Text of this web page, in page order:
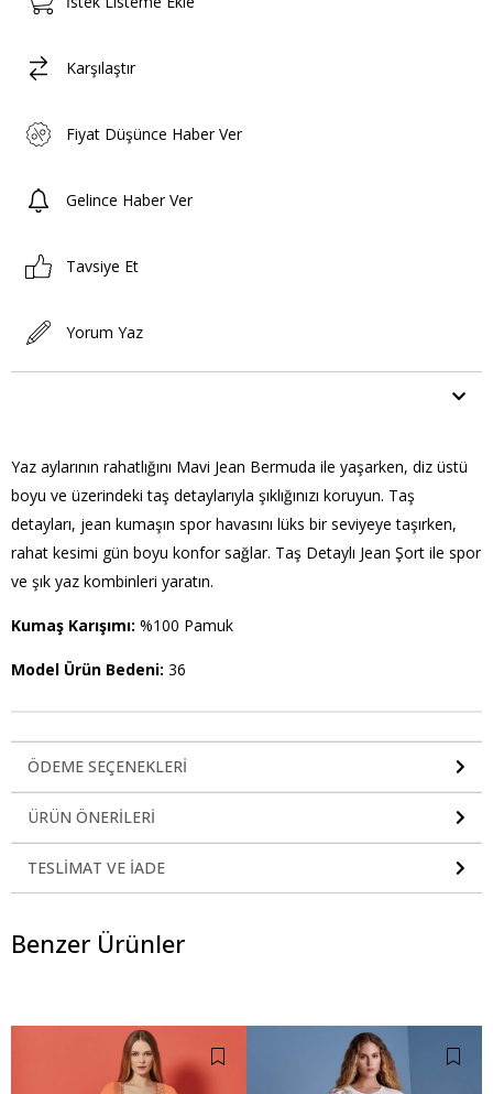
Karşılaştır
Fiyat Düşünce Haber Ver
Gelince Haber Ver
Tavsiye Et
Yorum Yaz
Yaz aylarının rahatlığını Mavi Jean Bermuda ile yaşarken, diz üstü
boyu ve üzerindeki taş detaylarıyla şıklığınızı koruyun. Taş
detayları, jean kumaşın spor havasını lüks bir seviyeye taşırken,
rahat kesimi gün boyu konfor sağlar. Taş Detaylı Jean Şort ile spor
ve şık yaz kombinleri yaratın.
Kumaş Karışımı: %100 Pamuk
Model Ürün Bedeni: 36
ÖDEME SEÇENEKLERI
ÜRÜN ÖNERILERI
TESLIMAT VE İADE
Benzer Ürünler